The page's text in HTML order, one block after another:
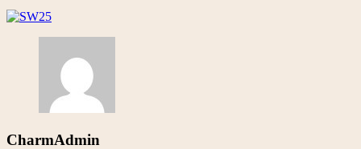
CharmAdmin